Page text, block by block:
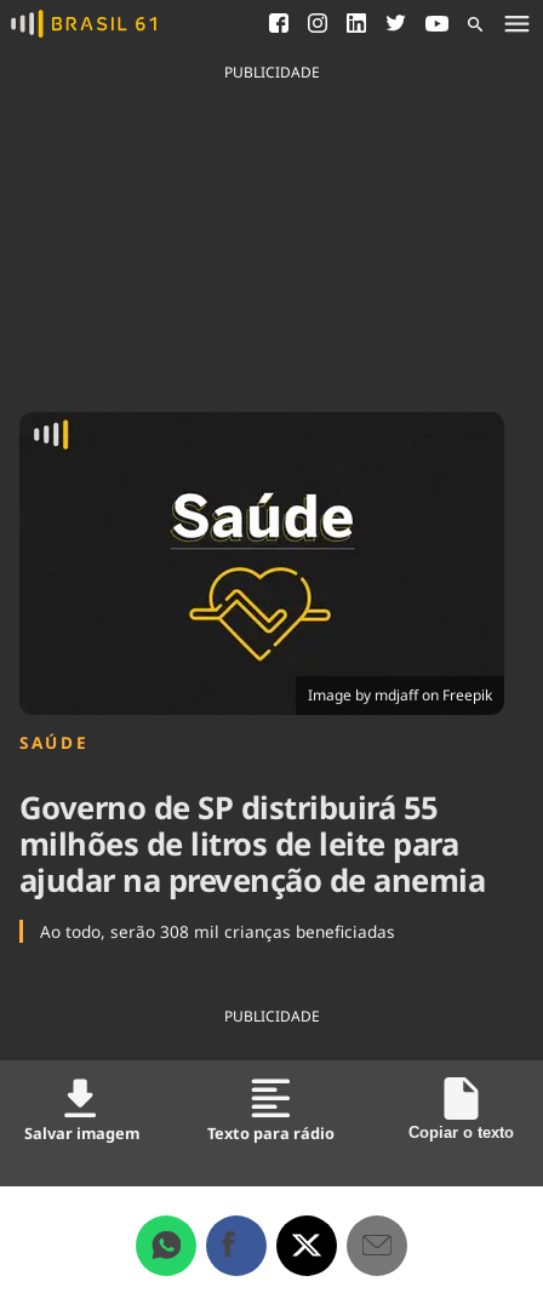
Ver todas as notícias
Saneamento
Indicadores
Agronegócios
Economia
Educação
Infraestrutura
Internacional
Política
Saúde
Tempo
PUBLICIDADE
Image by mdjaff on Freepik
SAÚDE
Governo de SP distribuirá 55
milhões de litros de leite para
ajudar na prevenção de anemia
Ao todo, serão 308 mil crianças beneficiadas
PUBLICIDADE
Salvar imagem Texto para rádio Copiar o texto